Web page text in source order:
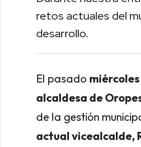
retos actuales del
desarrollo.
El pasado
alcaldesa de
de la gestión
actual vicealcalde,